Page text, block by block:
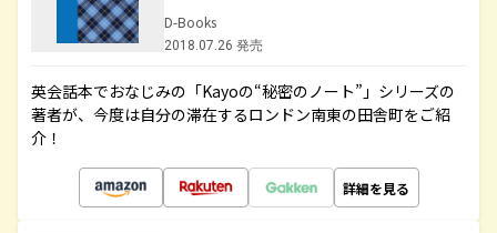
D-Books
2018.07.26 発売
英会話本でおなじみの「Kayoの“秘密のノート”」シリーズの
著者が、今度は自分の滞在するロンドン南東の田舎町をご紹
介！
詳細を見る